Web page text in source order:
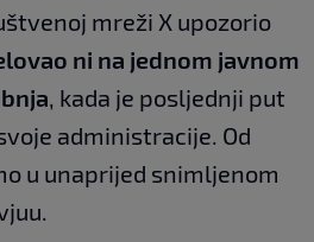
mreži X upozorio
ni na jednom javnom
, kada je posljednji put
administracije. Od
u unaprijed snimljenom